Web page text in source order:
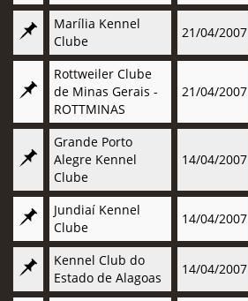
Marília Kennel
Clube
21/04/2007
Rottweiler Clube
de Minas Gerais -
ROTTMINAS
21/04/2007
Grande Porto
Alegre Kennel
Clube
14/04/2007
Jundiaí Kennel
Clube
14/04/2007
Kennel Club do
Estado de Alagoas
14/04/2007